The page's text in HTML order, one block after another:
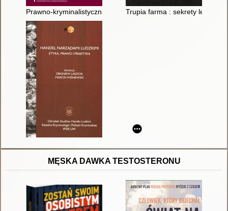
Prawno-kryminalistyczna i kryminologiczna problematyka
Trupia farma : sekrety
MĘSKA DAWKA TESTOSTERONU